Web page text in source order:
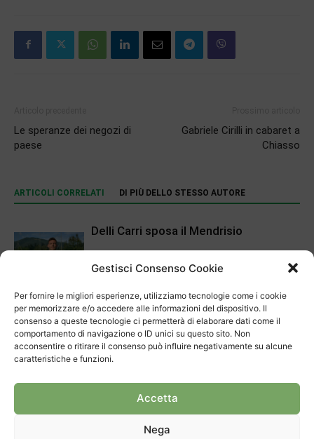
Gestisci Consenso Cookie
Per fornire le migliori esperienze, utilizziamo tecnologie come i cookie
per memorizzare e/o accedere alle informazioni del dispositivo. Il
consenso a queste tecnologie ci permetterà di elaborare dati come il
comportamento di navigazione o ID unici su questo sito. Non
acconsentire o ritirare il consenso può influire negativamente su alcune
caratteristiche e funzioni.
Accetta
Nega
Le speranze dei negozi di
paese
Gabriele Cirilli in cabaret a
Chiasso
ARTICOLI CORRELATI DI PIÙ DELLO STESSO AUTORE
Delli Carri sposa il Mendrisio
Sport
Eric Huanca Quispe conquista il titolo
svizzero
Sport
Mendrisio subito convincente
Svizzera: il Mondiale finisce qui